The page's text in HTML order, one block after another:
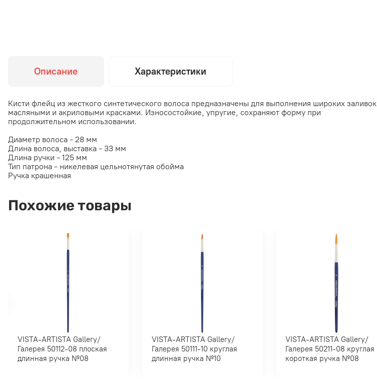
Описание Характеристики
Кисти флейц из жесткого синтетического волоса предназначены для выполнения широких заливок
масляными и акриловыми красками. Износостойкие, упругие, сохраняют форму при
продолжительном использовании.
Диаметр волоса - 28 мм
Длина волоса, выставка - 33 мм
Длина ручки - 125 мм
Тип патрона - никелевая цельнотянутая обойма
Ручка крашенная
Похожие товары
VISTA-ARTISTA Gallery/
Галерея 50112-08 плоская
длинная ручка №08
VISTA-ARTISTA Gallery/
Галерея 50111-10 круглая
длинная ручка №10
VISTA-ARTISTA Gallery/
Галерея 50211-08 круглая
короткая ручка №08